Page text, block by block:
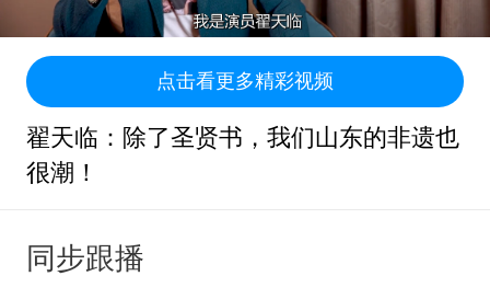
点击看更多精彩视频
翟天临：除了圣贤书，我们山东的非遗也
很潮！
同步跟播